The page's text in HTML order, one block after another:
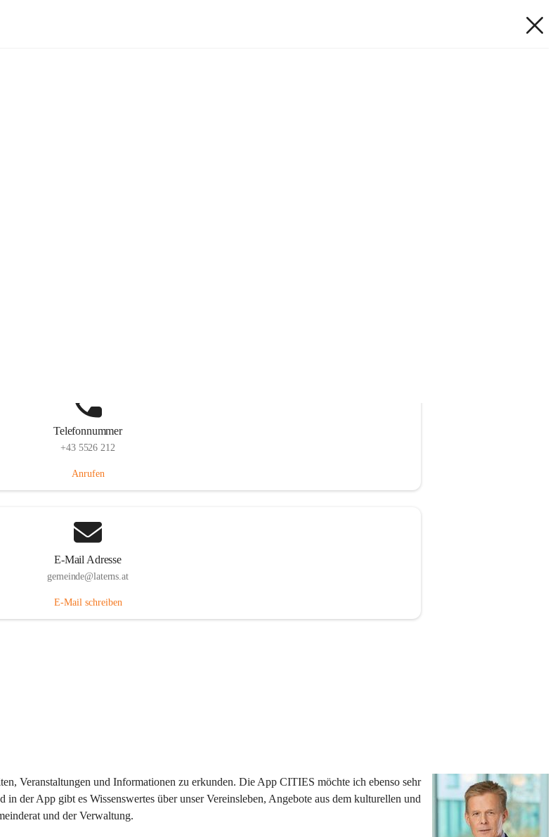
Telefonnummer
+43 5526 212
Anrufen
E-Mail Adresse
gemeinde@laterns.at
E-Mail schreiben
Veranstaltungen und Informationen zu erkunden. Die App CITIES möchte ich ebenso sehr
der App gibt es Wissenswertes über unser Vereinsleben, Angebote aus dem kulturellen und
und der Verwaltung.